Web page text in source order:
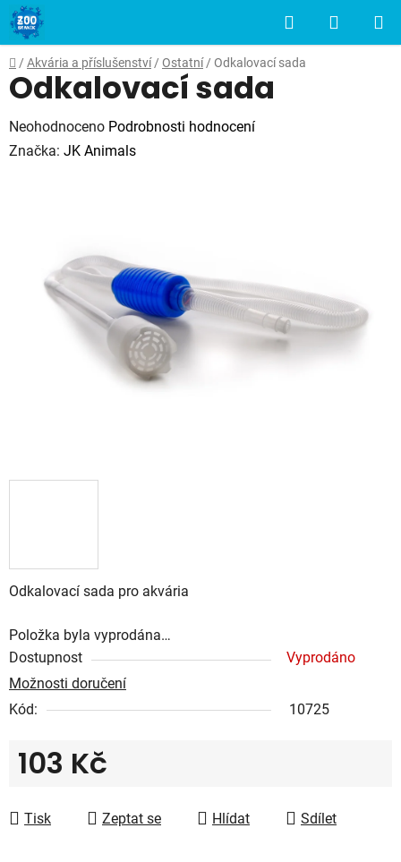
Přejít
na
obsah
Hledat
KOŠÍK
Domů
/ Akvária a příslušenství / Ostatní / Odkalovací sada
Odkalovací sada pro akvária
Položka byla vyprodána…
Dostupnost
Vyprodáno
Možnosti doručení
Kód:
10725
103 Kč
Tisk
Zeptat se Hlídat Sdílet
Odkalovací sada
Průměrné
hodnocení
hvězdiček.
Neohodnoceno Podrobnosti hodnocení
Značka: JK Animals